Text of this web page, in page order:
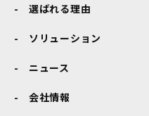
選ばれる理由
ソリューション
ニュース
会社情報